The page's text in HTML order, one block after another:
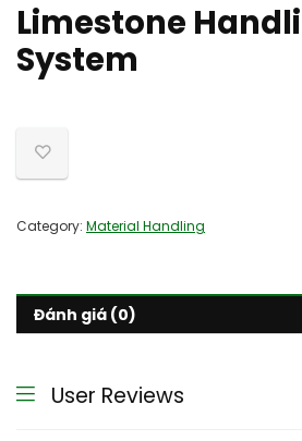
Limestone
System
Category: Material Handling
Đánh giá (0)
User Reviews